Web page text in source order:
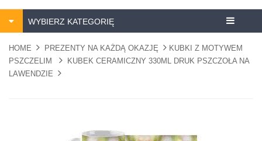
Centrum
WYBIERZ KATEGORIĘ
HOME PREZENTY NA KAŻDĄ OKAZJĘ
KUBKI Z MOTYWEM
PSZCZELIM
KUBEK CERAMICZNY 330ML DRUK PSZCZOŁA NA
LAWENDZIE